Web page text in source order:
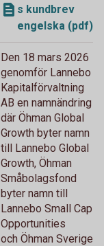
s kundbrev
engelska (pdf)
Den 18 mars 2026
genomför Lannebo
Kapitalförvaltning
AB en namnändring
där Öhman Global
Growth byter namn
till Lannebo Global
Growth, Öhman
Småbolagsfond
byter namn till
Lannebo Small Cap
Opportunities
och Öhman Sverige